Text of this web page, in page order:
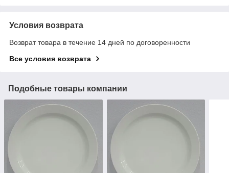
Условия возврата
Возврат товара в течение 14 дней по договоренности
Все условия возврата
Подобные товары компании